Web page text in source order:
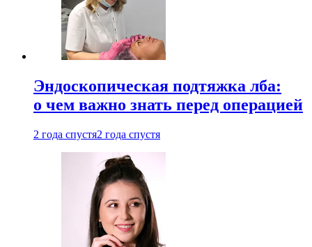
Эндоскопическая подтяжка лба:
о чем важно знать перед операцией
2 года спустя2 года спустя